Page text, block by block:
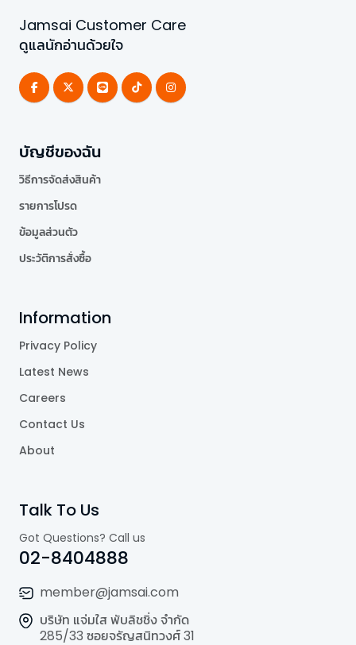
Jamsai Customer Care
ดูแลนักอ่านด้วยใจ
บัญชีของฉัน
วิธีการจัดส่งสินค้า
รายการโปรด
ข้อมูลส่วนตัว
ประวัติการสั่งซื้อ
Information
Privacy Policy
Latest News
Careers
Contact Us
About
Talk To Us
Got Questions? Call us
02-8404888
member@jamsai.com
บริษัท แจ่มใส พับลิชชิ่ง จำกัด
285/33 ซอยจรัญสนิทวงศ์ 31